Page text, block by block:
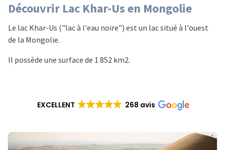
Découvrir Lac Khar-Us en Mongolie
Le lac Khar-Us ("lac à l'eau noire") est un lac situé à l'ouest
de la Mongolie.
Il possède une surface de 1 852 km2.
EXCELLENT 268 avis